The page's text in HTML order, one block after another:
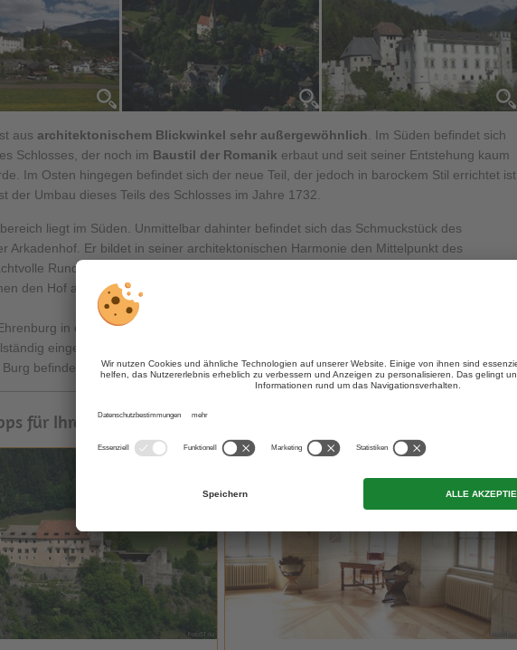
aus architektonischem Blickwinkel sehr außergewöhnlich . Im Süden befindet sich
Schlosses, der noch im Baustil der Romanik erbaut und seit seiner Entstehung kaum
Im Osten hingegen befindet sich der neue Teil, der jedoch in barockem Stil errichtet ist.
der Umbau dieses Teils des Schlosses im Jahre 1732.
liegt im Süden. Unmittelbar dahinter befindet sich das Schmuckstück des
Arkadenhof. Er bildet in seiner architektonischen Harmonie den Mittelpunkt des
Rundarkaden, die von feinen, filigranen Kapitellen auf Granitsäulen getragen
den Hof an drei Seiten. Vor einigen Jahren wurde dieser Hof restauriert.
in der Nähe des Kronplatzes bietet durch seine Fresken, den Bilderschmuck
eingerichteten Räumen einen interessanten und
Burg befindet sich inPrivatbesitz.
für Ihren Urlaub